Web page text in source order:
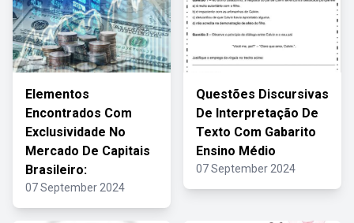
Elementos
Encontrados Com
Exclusividade No
Mercado De Capitais
Brasileiro:
07 September 2024
Questões Discursivas
De Interpretação De
Texto Com Gabarito
Ensino Médio
07 September 2024